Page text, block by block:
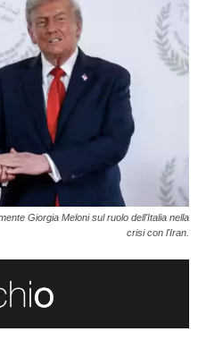
Giorgia Meloni sul ruolo dell'Italia nella
crisi con l'Iran.